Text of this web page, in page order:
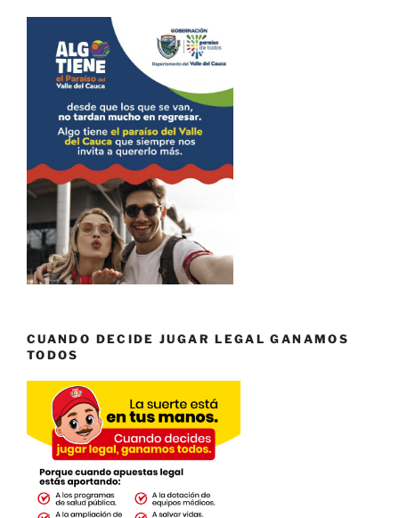
CUANDO DECIDE JUGAR LEGAL GANAMOS
TODOS